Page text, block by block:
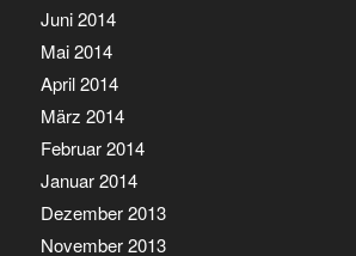
Juni 2014
Mai 2014
April 2014
März 2014
Februar 2014
Januar 2014
Dezember 2013
November 2013